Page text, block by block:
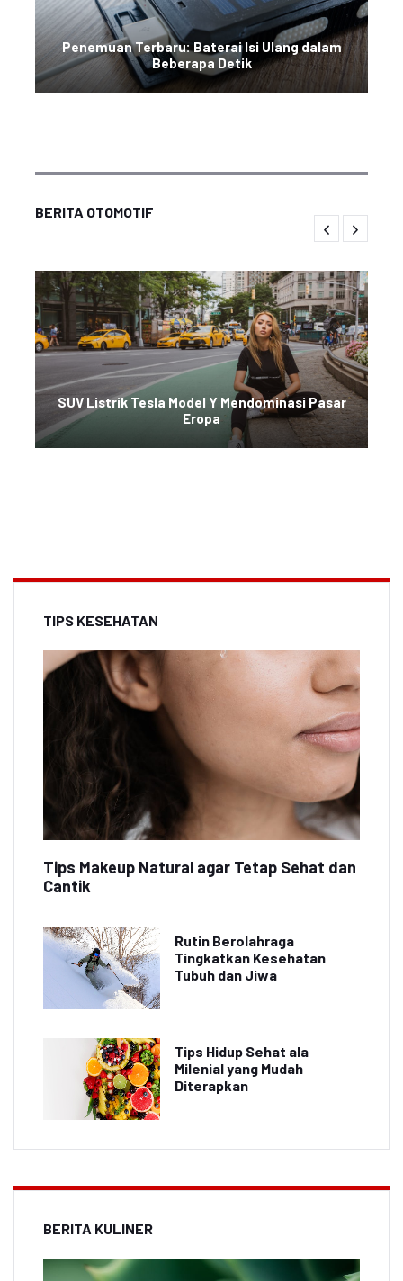
Penemuan Terbaru: Baterai Isi Ulang dalam
Beberapa Detik
BERITA OTOMOTIF
SUV Listrik Tesla Model Y Mendominasi Pasar
Eropa
TIPS KESEHATAN
Tips Makeup Natural agar Tetap Sehat dan
Cantik
Rutin Berolahraga
Tingkatkan Kesehatan
Tubuh dan Jiwa
Tips Hidup Sehat ala
Milenial yang Mudah
Diterapkan
BERITA KULINER